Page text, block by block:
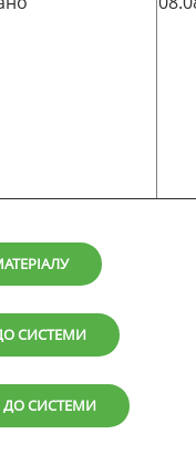
СИСТЕМИ
СИСТЕМИ